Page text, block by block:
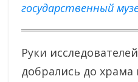
государственный
Руки
добрались до храма